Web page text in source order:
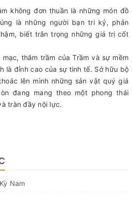
không đơn thuần là những món đồ
là những người bạn tri kỷ, phản
biết trân trọng những giá trị cốt
thâm trầm của Trầm và sự mềm
là đỉnh cao của sự tinh tế. Sở hữu bộ
lên mình những sản vật quý giá
đang mang theo một phong thái
tràn đầy nội lực.
Nam